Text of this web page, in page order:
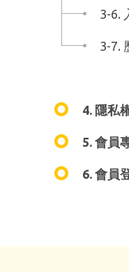
3-6.
3-7.
4. 隱私
5. 會員
6. 會員